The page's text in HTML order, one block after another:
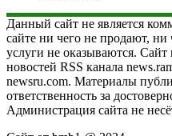
Данный сайт не является
сайте ни чего не продают,
услуги не оказываются. Сайт
новостей RSS канала
newsru.com. Материалы
ответственность за
Администрация сайта не